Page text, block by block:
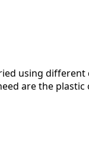
using
are the